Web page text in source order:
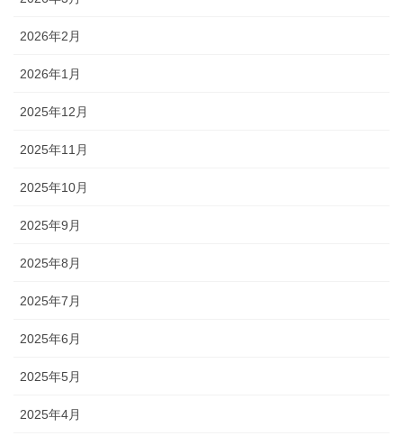
2026年2月
2026年1月
2025年12月
2025年11月
2025年10月
2025年9月
2025年8月
2025年7月
2025年6月
2025年5月
2025年4月